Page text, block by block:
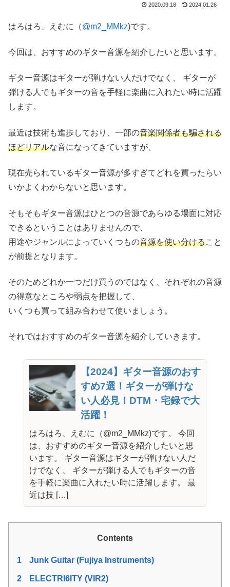
2020.09.18 2024.01.26
はろはろ、えむに（@m2_MMkz)です。
今回は、おすすめのギター音源を紹介したいと思います。
ギター音源はギターが弾けない人だけでなく、 ギターが
弾ける人でもギターの音を手軽に楽曲に入れたい時に活躍
します。
最近は技術も進歩しており、一部の音楽関係者も騙される
ほどリアルな音になってきていますが、
現在売られているギター音源が多すぎてどれを買ったらい
いかよくわからないと思います。
そもそもギター音源はひとつの音源であらゆる場面に対応
できるということはありませんので、
用途やジャンルによっていくつもの音源を使い分けること
が前提となります。
そのためどれか一つだけ買うのではなく、それぞれの音源
の得意なところや弱点を把握して、
いくつも買って組み合わせて使いましょう。
それではおすすめのギター音源を紹介していきます。
【2024】ギター音源のおす
すめ7選！ギターが弾けな
い人必見！DTM・宅録で大
活躍！
はろはろ、えむに（@m2_MMkz)です。 今回
は、おすすめのギター音源を紹介したいと思
います。 ギター音源はギターが弾けない人だ
けでなく、 ギターが弾ける人でもギターの音
を手軽に楽曲に入れたい時に活躍します。 最
近は技 […]
Contents
1 Junk Guitar (Fujiya Instruments)
2 ELECTRI6ITY (VIR2)